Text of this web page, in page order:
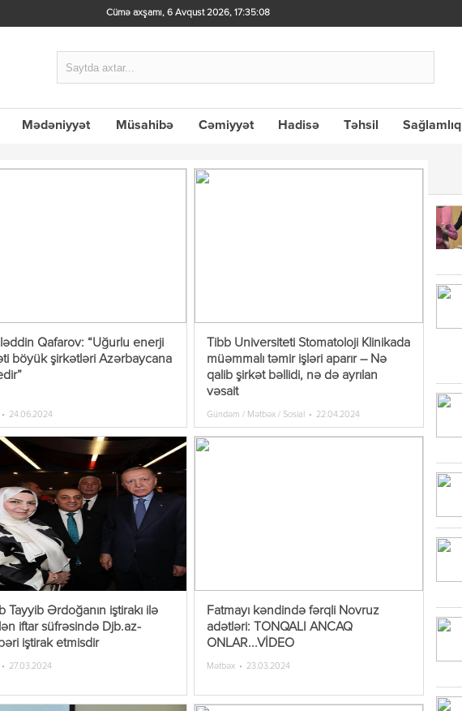
Cümə axşamı, 6 Avqust 2026, 17:35:09
Mədəniyyət Müsahibə Cəmiyyət Hadisə Təhsil Sağlamlıq
Qafarov: “Uğurlu enerji
böyük şirkətləri Azərbaycana
24.06.2024
Tibb Universiteti Stomatoloji Klinikada
müəmmalı təmir işləri aparır – Nə
qalib şirkət bəllidi, nə də ayrılan
vəsait
Gündəm / Mətbəx / Sosial 22.04.2024
Tayyib Ərdoğanın iştirakı ilə
iftar süfrəsində Djb.az-
iştirak etmisdir
27.03.2024
Fatmayı kəndində fərqli Novruz
adətləri: TONQALI ANCAQ
ONLAR...VİDEO
Mətbəx 23.03.2024